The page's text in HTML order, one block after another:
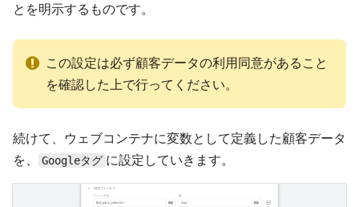
とを明示するものです。
この設定は必ず顧客データの利用同意があること
を確認した上で行ってください。
続けて、ウェブコンテナに変数として定義した顧客データ
を、
Googleタグ に設定していきます。